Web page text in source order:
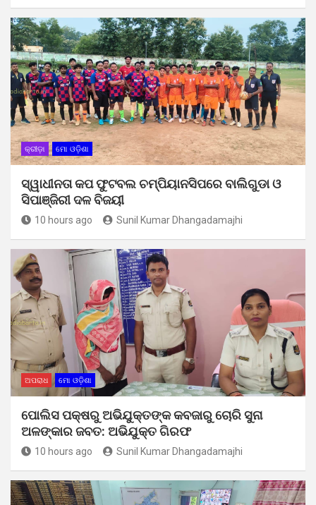
କ୍ରୀଡ଼ା ମୋ ଓଡ଼ିଶା
ସ୍ୱାଧୀନତା କପ ଫୁଟବଲ ଚମ୍ପିୟାନସିପରେ ବାଲିଗୁଡା ଓ
ସିପାଞ୍ଜିରୀ ଦଳ ବିଜୟୀ
10 hours ago Sunil Kumar Dhangadamajhi
ଅପରାଧ ମୋ ଓଡ଼ିଶା
ପୋଲିସ ପକ୍ଷରୁ ଅଭିଯୁକ୍ତଙ୍କ କବଜାରୁ ଚୋରି ସୁନା
ଅଳଙ୍କାର ଜବତ: ଅଭିଯୁକ୍ତ ଗିରଫ
10 hours ago Sunil Kumar Dhangadamajhi